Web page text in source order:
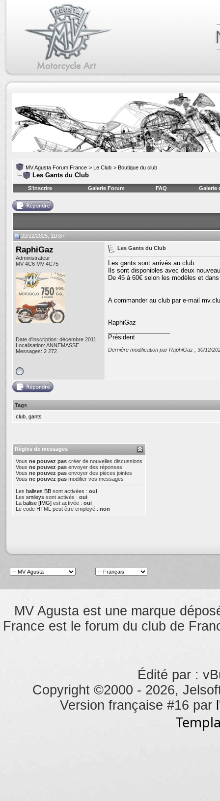
MV Agusta Forum France > Le Club > Boutique du club
Les Gants du Club
S'inscrire Galerie Forum FAQ Galerie
22/12/2025, 11h37
RaphiGaz
Administrateur
MV 4C6 MV 4C75
Date d'inscription: décembre 2011
Localisation: ANNEMASSE
Messages: 2 272
Les Gants du Club
Les gants sont arrivés au club.
Ils sont disponibles avec deux
De 45 à 60€ selon les modèles et
A commander au club par e-mail
RaphiGaz
Président
Dernière modification par RaphiGaz ; 30/12/
Tags
club gants
Règles de messages
Vous ne pouvez pas créer de nouvelles discussions
Vous ne pouvez pas envoyer des réponses
Vous ne pouvez pas envoyer des pièces jointes
Vous ne pouvez pas modifier vos messages
Les balises BB sont activées : oui
Les smileys sont activés : oui
La balise [IMG] est activée : oui
Le code HTML peut être employé : non
MV Agusta est une marque
France est le forum du club de
Édité par :
Copyright ©2000 - 2026,
Version française #16 par